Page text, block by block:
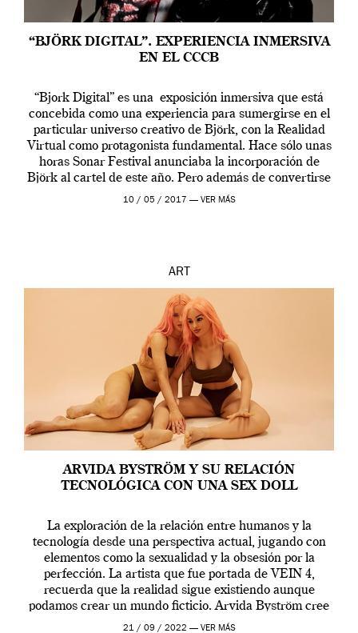
“BJÖRK DIGITAL”. EXPERIENCIA INMERSIVA
EN EL CCCB
“Bjork Digital” es una exposición inmersiva que está
concebida como una experiencia para sumergirse en el
particular universo creativo de Björk, con la Realidad
Virtual como protagonista fundamental. Hace sólo unas
horas Sonar Festival anunciaba la incorporación de
Björk al cartel de este año. Pero además de convertirse
en una de las actuaciones más relevantes […]
10 / 05 / 2017 — VER MÁS
ART
ARVIDA BYSTRÖM Y SU RELACIÓN
TECNOLÓGICA CON UNA SEX DOLL
La exploración de la relación entre humanos y la
tecnología desde una perspectiva actual, jugando con
elementos como la sexualidad y la obsesión por la
perfección. La artista que fue portada de VEIN 4,
recuerda que la realidad sigue existiendo aunque
podamos crear un mundo ficticio. Arvida Byström cree
que los humanos tienen un complejo […]
21 / 09 / 2022 — VER MÁS